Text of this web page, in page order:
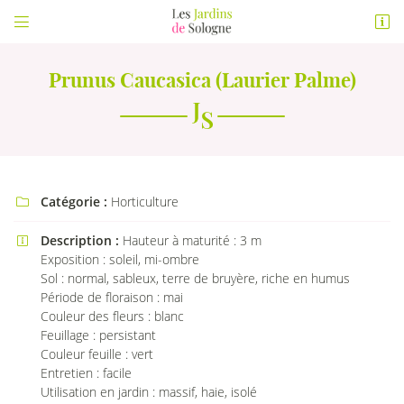
 
02 54 83 66 65
Adresse email de réception
En cochant cette case, vous consentez à recevoir nos propositions commerciales à
l'adresse email indiqué ci-dessus. Vous pouvez vous désinscrire à tout moment en
utilisantle formulaire de désinscription
Vous pouvez nous contacter aux numéro suivant :
Prunus Caucasica (Laurier Palme)
 Catégorie : Horticulture
 Description : Hauteur à maturité : 3 m
Exposition : soleil, mi-ombre
Sol : normal, sableux, terre de bruyère, riche en humus
Période de floraison : mai
Couleur des fleurs : blanc
Feuillage : persistant
Couleur feuille : vert
Entretien : facile
Utilisation en jardin : massif, haie, isolé